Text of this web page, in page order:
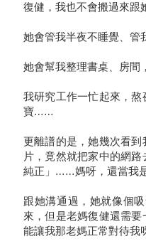
復健，我也不會搬過來跟
她會管我半夜不睡覺、
她會幫我整理書桌、房
我研究工作一忙起來，
寶……
更離譜的是，她幾次看
片，竟然就把家中的網
純正」……媽呀，還當我
跟她溝通過，她就像個
來，但是老媽復健還需
能讓我那老媽正常對待我